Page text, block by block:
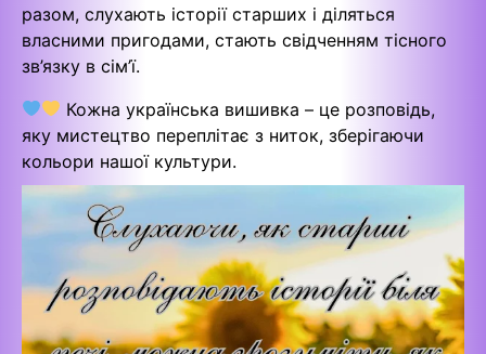
разом, слухають історії старших і діляться
власними пригодами, стають свідченням тісного
зв’язку в сім’ї.
Кожна українська вишивка – це розповідь,
яку мистецтво переплітає з ниток, зберігаючи
кольори нашої культури.